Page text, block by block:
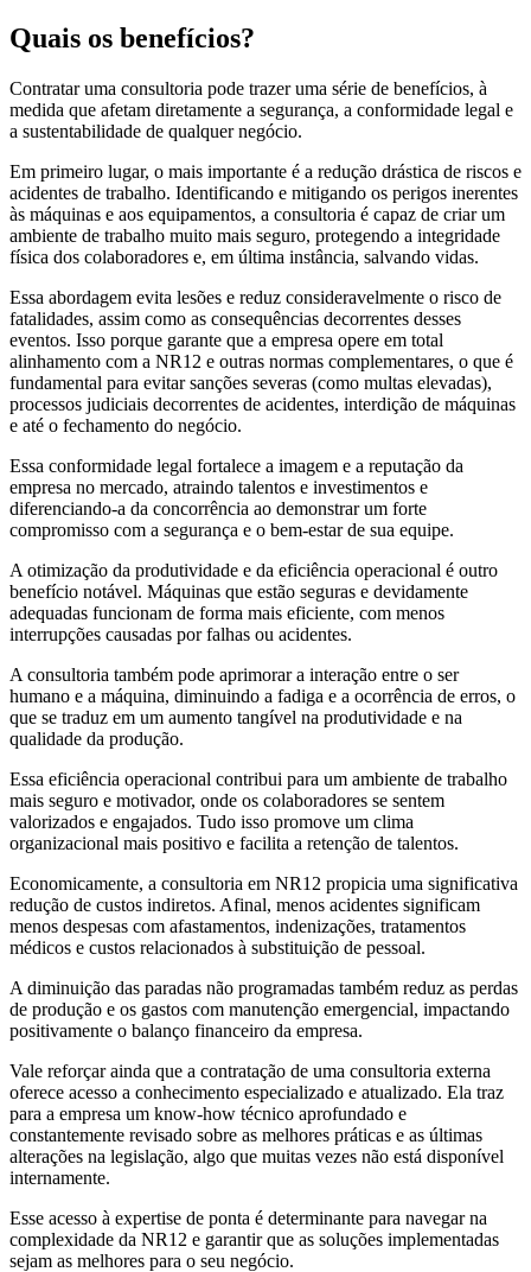
Quais os benefícios?
Contratar uma consultoria pode trazer uma série de benefícios, à
medida que afetam diretamente a segurança, a conformidade legal e
a sustentabilidade de qualquer negócio.
Em primeiro lugar, o mais importante é a redução drástica de riscos e
acidentes de trabalho. Identificando e mitigando os perigos inerentes
às máquinas e aos equipamentos, a consultoria é capaz de criar um
ambiente de trabalho muito mais seguro, protegendo a integridade
física dos colaboradores e, em última instância, salvando vidas.
Essa abordagem evita lesões e reduz consideravelmente o risco de
fatalidades, assim como as consequências decorrentes desses
eventos. Isso porque garante que a empresa opere em total
alinhamento com a NR12 e outras normas complementares, o que é
fundamental para evitar sanções severas (como multas elevadas),
processos judiciais decorrentes de acidentes, interdição de máquinas
e até o fechamento do negócio.
Essa conformidade legal fortalece a imagem e a reputação da
empresa no mercado, atraindo talentos e investimentos e
diferenciando-a da concorrência ao demonstrar um forte
compromisso com a segurança e o bem-estar de sua equipe.
A otimização da produtividade e da eficiência operacional é outro
benefício notável. Máquinas que estão seguras e devidamente
adequadas funcionam de forma mais eficiente, com menos
interrupções causadas por falhas ou acidentes.
A consultoria também pode aprimorar a interação entre o ser
humano e a máquina, diminuindo a fadiga e a ocorrência de erros, o
que se traduz em um aumento tangível na produtividade e na
qualidade da produção.
Essa eficiência operacional contribui para um ambiente de trabalho
mais seguro e motivador, onde os colaboradores se sentem
valorizados e engajados. Tudo isso promove um clima
organizacional mais positivo e facilita a retenção de talentos.
Economicamente, a consultoria em NR12 propicia uma significativa
redução de custos indiretos. Afinal, menos acidentes significam
menos despesas com afastamentos, indenizações, tratamentos
médicos e custos relacionados à substituição de pessoal.
A diminuição das paradas não programadas também reduz as perdas
de produção e os gastos com manutenção emergencial, impactando
positivamente o balanço financeiro da empresa.
Vale reforçar ainda que a contratação de uma consultoria externa
oferece acesso a conhecimento especializado e atualizado. Ela traz
para a empresa um know-how técnico aprofundado e
constantemente revisado sobre as melhores práticas e as últimas
alterações na legislação, algo que muitas vezes não está disponível
internamente.
Esse acesso à expertise de ponta é determinante para navegar na
complexidade da NR12 e garantir que as soluções implementadas
sejam as melhores para o seu negócio.